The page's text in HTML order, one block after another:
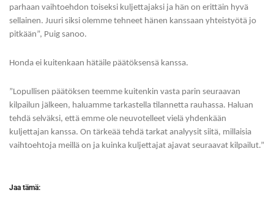
parhaan vaihtoehdon toiseksi kuljettajaksi ja hän on erittäin hyvä
sellainen. Juuri siksi olemme tehneet hänen kanssaan yhteistyötä jo
pitkään”, Puig sanoo.
Honda ei kuitenkaan hätäile päätöksensä kanssa.
”Lopullisen päätöksen teemme kuitenkin vasta parin seuraavan
kilpailun jälkeen, haluamme tarkastella tilannetta rauhassa. Haluan
tehdä selväksi, että emme ole neuvotelleet vielä yhdenkään
kuljettajan kanssa. On tärkeää tehdä tarkat analyysit siitä, millaisia
vaihtoehtoja meillä on ja kuinka kuljettajat ajavat seuraavat kilpailut.”
Jaa tämä: